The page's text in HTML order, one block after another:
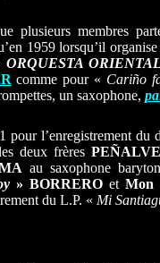
plusieurs membres
1959 lorsqu’il
ORQUESTA
comme pour « Cariño
un saxophone,
pour l’enregistrement du
deux frères
au saxophone
» BORRERO etMon
du L.P. « Mi